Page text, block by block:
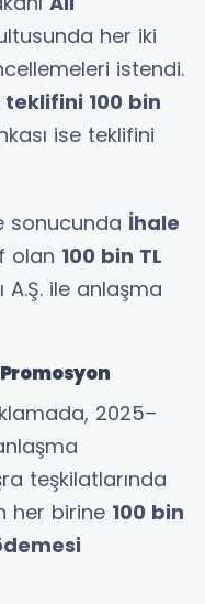
her iki
istendi.
teklifini 100 bin
ise teklifini
sonucunda İhale
olan 100 bin TL
A.Ş. ile anlaşma
2025–
teşkilatlarında
her birine 100 bin